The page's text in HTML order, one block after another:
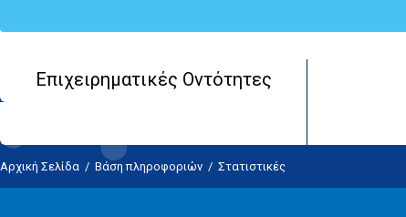
Επιχειρηματικές Οντότητες
Αρχική Σελίδα / Βάση πληροφοριών / Στατιστικές